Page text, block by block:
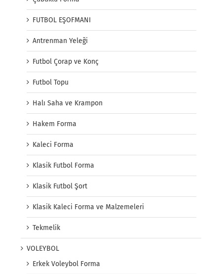
FUTBOL EŞOFMANI
Antrenman Yeleği
Futbol Çorap ve Konç
Futbol Topu
Halı Saha ve Krampon
Hakem Forma
Kaleci Forma
Klasik Futbol Forma
Klasik Futbol Şort
Klasik Kaleci Forma ve Malzemeleri
Tekmelik
VOLEYBOL
Erkek Voleybol Forma